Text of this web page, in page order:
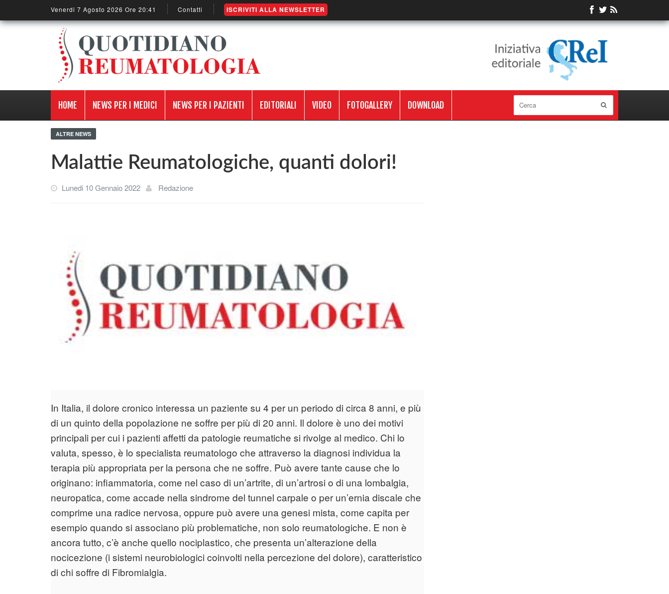
Venerdi 7 Agosto 2026 Ore 20:41 Contatti ISCRIVITI ALLA NEWSLETTER
HOME NEWS PER I MEDICI NEWS PER I PAZIENTI EDITORIALI VIDEO FOTOGALLERY DOWNLOAD
ALTRE NEWS
Malattie Reumatologiche, quanti dolori!
Lunedi 10 Gennaio 2022 Redazione
In Italia, il dolore cronico interessa un paziente su 4 per un periodo di circa 8 anni, e più
di un quinto della popolazione ne soffre per più di 20 anni. Il dolore è uno dei motivi
principali per cui i pazienti affetti da patologie reumatiche si rivolge al medico. Chi lo
valuta, spesso, è lo specialista reumatologo che attraverso la diagnosi individua la
terapia più appropriata per la persona che ne soffre. Può avere tante cause che lo
originano: infiammatoria, come nel caso di un’artrite, di un’artrosi o di una lombalgia,
neuropatica, come accade nella sindrome del tunnel carpale o per un’ernia discale che
comprime una radice nervosa, oppure può avere una genesi mista, come capita per
esempio quando si associano più problematiche, non solo reumatologiche. E non è
ancora tutto, c’è anche quello nociplastico, che presenta un’alterazione della
nocicezione (i sistemi neurobiologici coinvolti nella percezione del dolore), caratteristico
di chi soffre di Fibromialgia.